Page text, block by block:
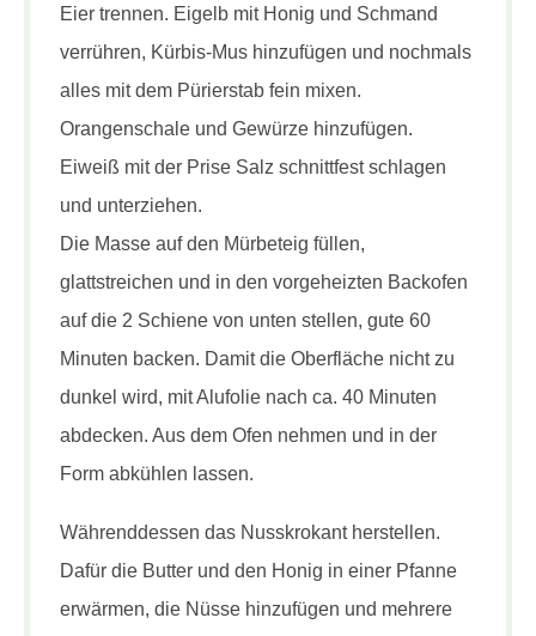
Eier trennen. Eigelb mit Honig und Schmand
verrühren, Kürbis-Mus hinzufügen und nochmals
alles mit dem Pürierstab fein mixen.
Orangenschale und Gewürze hinzufügen.
Eiweiß mit der Prise Salz schnittfest schlagen
und unterziehen.
Die Masse auf den Mürbeteig füllen,
glattstreichen und in den vorgeheizten Backofen
auf die 2 Schiene von unten stellen, gute 60
Minuten backen. Damit die Oberfläche nicht zu
dunkel wird, mit Alufolie nach ca. 40 Minuten
abdecken. Aus dem Ofen nehmen und in der
Form abkühlen lassen.
Währenddessen das Nusskrokant herstellen.
Dafür die Butter und den Honig in einer Pfanne
erwärmen, die Nüsse hinzufügen und mehrere